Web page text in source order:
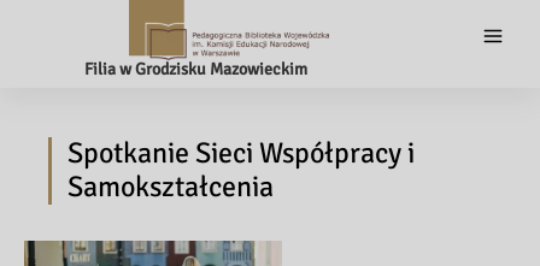
Filia w Grodzisku Mazowieckim
Spotkanie Sieci Współpracy i
Samokształcenia